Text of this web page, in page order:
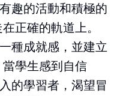
趣的活動和積極的
正確的軌道上。
種成就感，並建立
學生感到自信
的學習者，渴望冒